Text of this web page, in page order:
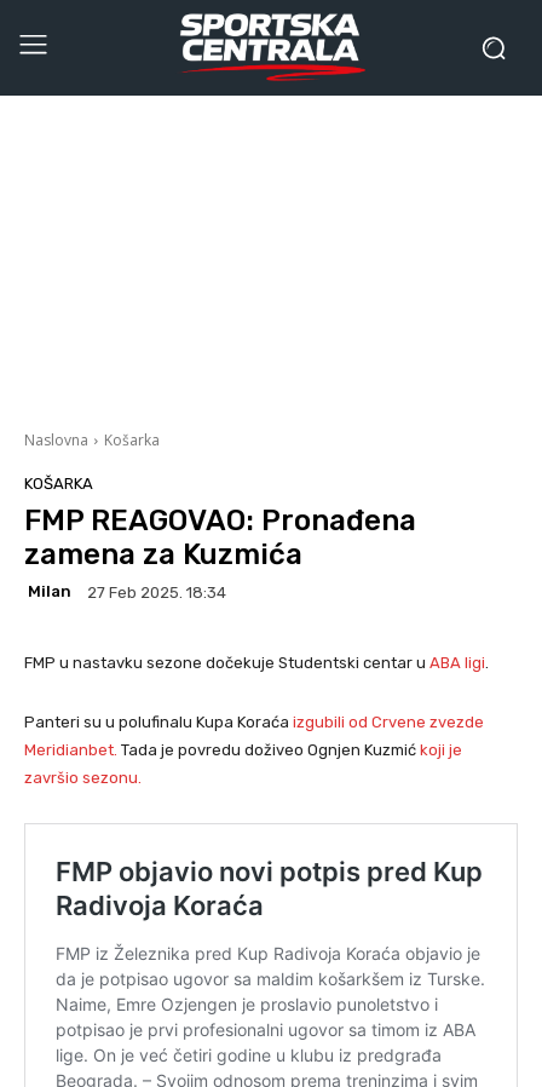
Naslovna Košarka
KOŠARKA
FMP REAGOVAO: Pronađena
zamena za Kuzmića
Milan 27 Feb 2025. 18:34
FMP u nastavku sezone dočekuje Studentski centar u ABA ligi
Panteri su u polufinalu Kupa Koraća izgubili od Crvene zvezde
Meridianbet. Tada je povredu doživeo Ognjen Kuzmić koji je
završio sezonu.